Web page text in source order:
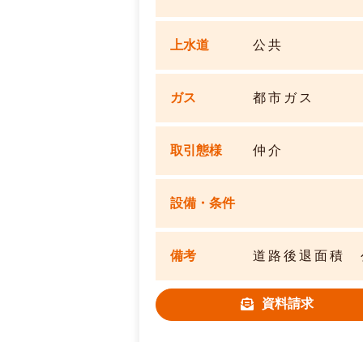
上水道 公共
ガス 都市ガス
取引態様 仲介
設備・条件
備考 道路後退面積
資料請求